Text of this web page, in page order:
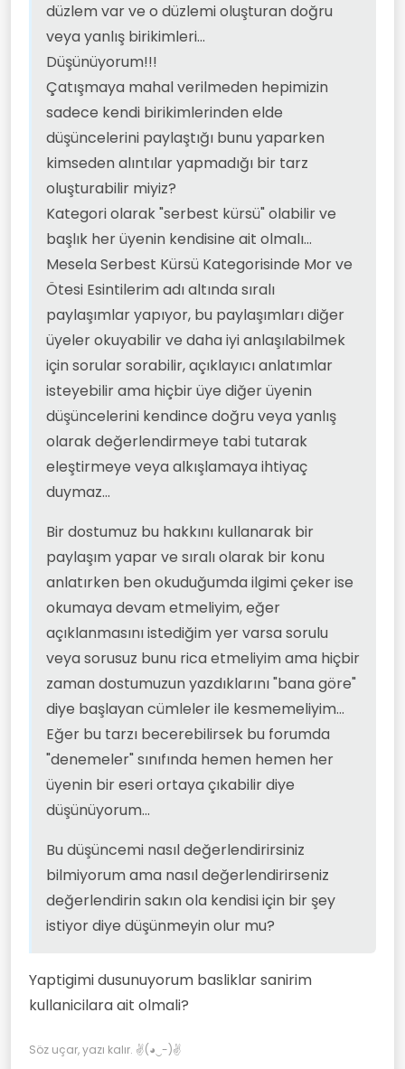
düzlem var ve o düzlemi oluşturan doğru
veya yanlış birikimleri...
Düşünüyorum!!!
Çatışmaya mahal verilmeden hepimizin
sadece kendi birikimlerinden elde
düşüncelerini paylaştığı bunu yaparken
kimseden alıntılar yapmadığı bir tarz
oluşturabilir miyiz?
Kategori olarak "serbest kürsü" olabilir ve
başlık her üyenin kendisine ait olmalı...
Mesela Serbest Kürsü Kategorisinde Mor ve
Ötesi Esintilerim adı altında sıralı
paylaşımlar yapıyor, bu paylaşımları diğer
üyeler okuyabilir ve daha iyi anlaşılabilmek
için sorular sorabilir, açıklayıcı anlatımlar
isteyebilir ama hiçbir üye diğer üyenin
düşüncelerini kendince doğru veya yanlış
olarak değerlendirmeye tabi tutarak
eleştirmeye veya alkışlamaya ihtiyaç
duymaz...
Bir dostumuz bu hakkını kullanarak bir
paylaşım yapar ve sıralı olarak bir konu
anlatırken ben okuduğumda ilgimi çeker ise
okumaya devam etmeliyim, eğer
açıklanmasını istediğim yer varsa sorulu
veya sorusuz bunu rica etmeliyim ama hiçbir
zaman dostumuzun yazdıklarını "bana göre"
diye başlayan cümleler ile kesmemeliyim...
Eğer bu tarzı becerebilirsek bu forumda
"denemeler" sınıfında hemen hemen her
üyenin bir eseri ortaya çıkabilir diye
düşünüyorum...
Bu düşüncemi nasıl değerlendirirsiniz
bilmiyorum ama nasıl değerlendirirseniz
değerlendirin sakın ola kendisi için bir şey
istiyor diye düşünmeyin olur mu?
Yaptigimi dusunuyorum basliklar sanirim
kullanicilara ait olmali?
Söz uçar, yazı kalır. ✌(◕‿-)✌